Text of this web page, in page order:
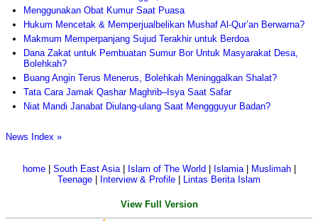
Menggunakan Obat Kumur Saat Puasa
Hukum Mencetak & Memperjualbelikan Mushaf Al-Qur’an Berwarna?
Makmum Memperpanjang Sujud Terakhir untuk Berdoa
Dana Zakat untuk Pembuatan Sumur Bor Untuk Masyarakat Desa,
Bolehkah?
Buang Angin Terus Menerus, Bolehkah Meninggalkan Shalat?
Tata Cara Jamak Qashar Maghrib–Isya Saat Safar
Niat Mandi Janabat Diulang-ulang Saat Menggguyur Badan?
News Index »
home| South East Asia| Islam of The World Islamia| Muslimah|
Teenage
Interview & Profile Lintas Berita Islam
View Full Version